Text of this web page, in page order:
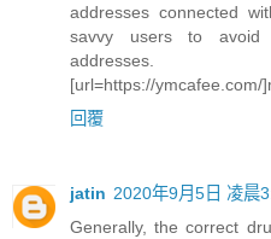
addresses connected
savvy users to avoid
addresses.
[url=https://ymcafee.com/
回覆
jatin 2020年9月5日 凌晨
Generally, the correct